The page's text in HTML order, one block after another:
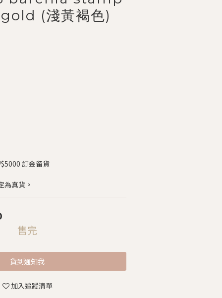
(淺黃褐色)
訂金留貨
為真貨。
售完
貨到通知我
加入追蹤清單